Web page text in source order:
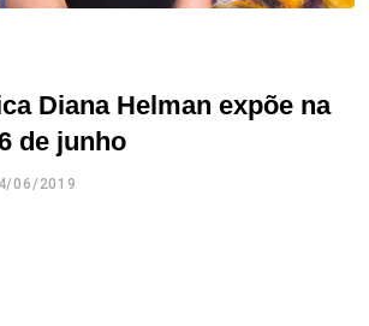
Diana Helman expõe na
de junho
06/2019